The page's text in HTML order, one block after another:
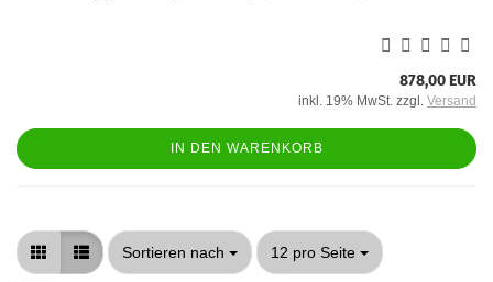
878,00 EUR
inkl. 19% MwSt. zzgl. Versand
IN DEN WARENKORB
Sortieren nach
Sortieren nach 12 pro Seite
pro Seite